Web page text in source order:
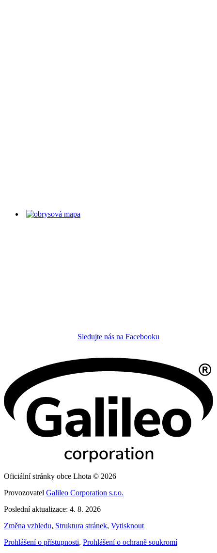
Sledujte nás na Facebooku
Oficiální stránky obce Lhota © 2026
Provozovatel Galileo Corporation s.r.o.
Poslední aktualizace: 4. 8. 2026
Změna vzhledu, Struktura stránek, Vytisknout
Prohlášení o přístupnosti, Prohlášení o ochraně soukromí